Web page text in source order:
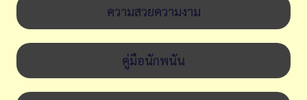
ความสวยความงาม
คู่มือนักพนัน